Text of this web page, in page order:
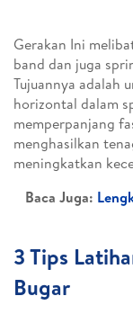
Gerakan Ini
band dan juga
Tujuannya adalah
horizontal dalam
memperpanjang
menghasilkan
meningkatkan
Baca Juga:
3 Tips
Bugar